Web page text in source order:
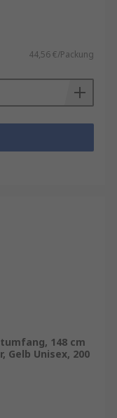
44,56 €/Packung
148 cm
Gelb Unisex, 200